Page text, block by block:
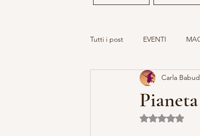
Tutti i post EVENTI
LA MIA ARTE SACRO
MISTERO E ARTE
Carla
Valutazione